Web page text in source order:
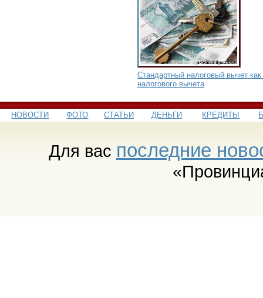
Стандартный налоговый вычет
налогового вычета
НОВОСТИ ФОТО СТАТЬИ ДЕНЬГИ КРЕДИТЫ
Для вас последние